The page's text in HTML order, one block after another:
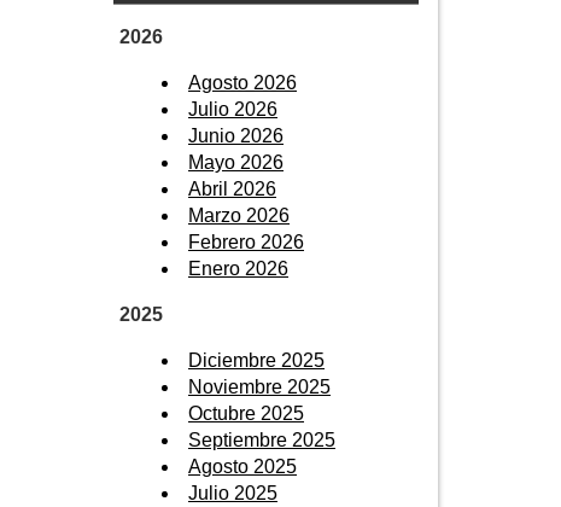
2026
Agosto 2026
Julio 2026
Junio 2026
Mayo 2026
Abril 2026
Marzo 2026
Febrero 2026
Enero 2026
2025
Diciembre 2025
Noviembre 2025
Octubre 2025
Septiembre 2025
Agosto 2025
Julio 2025